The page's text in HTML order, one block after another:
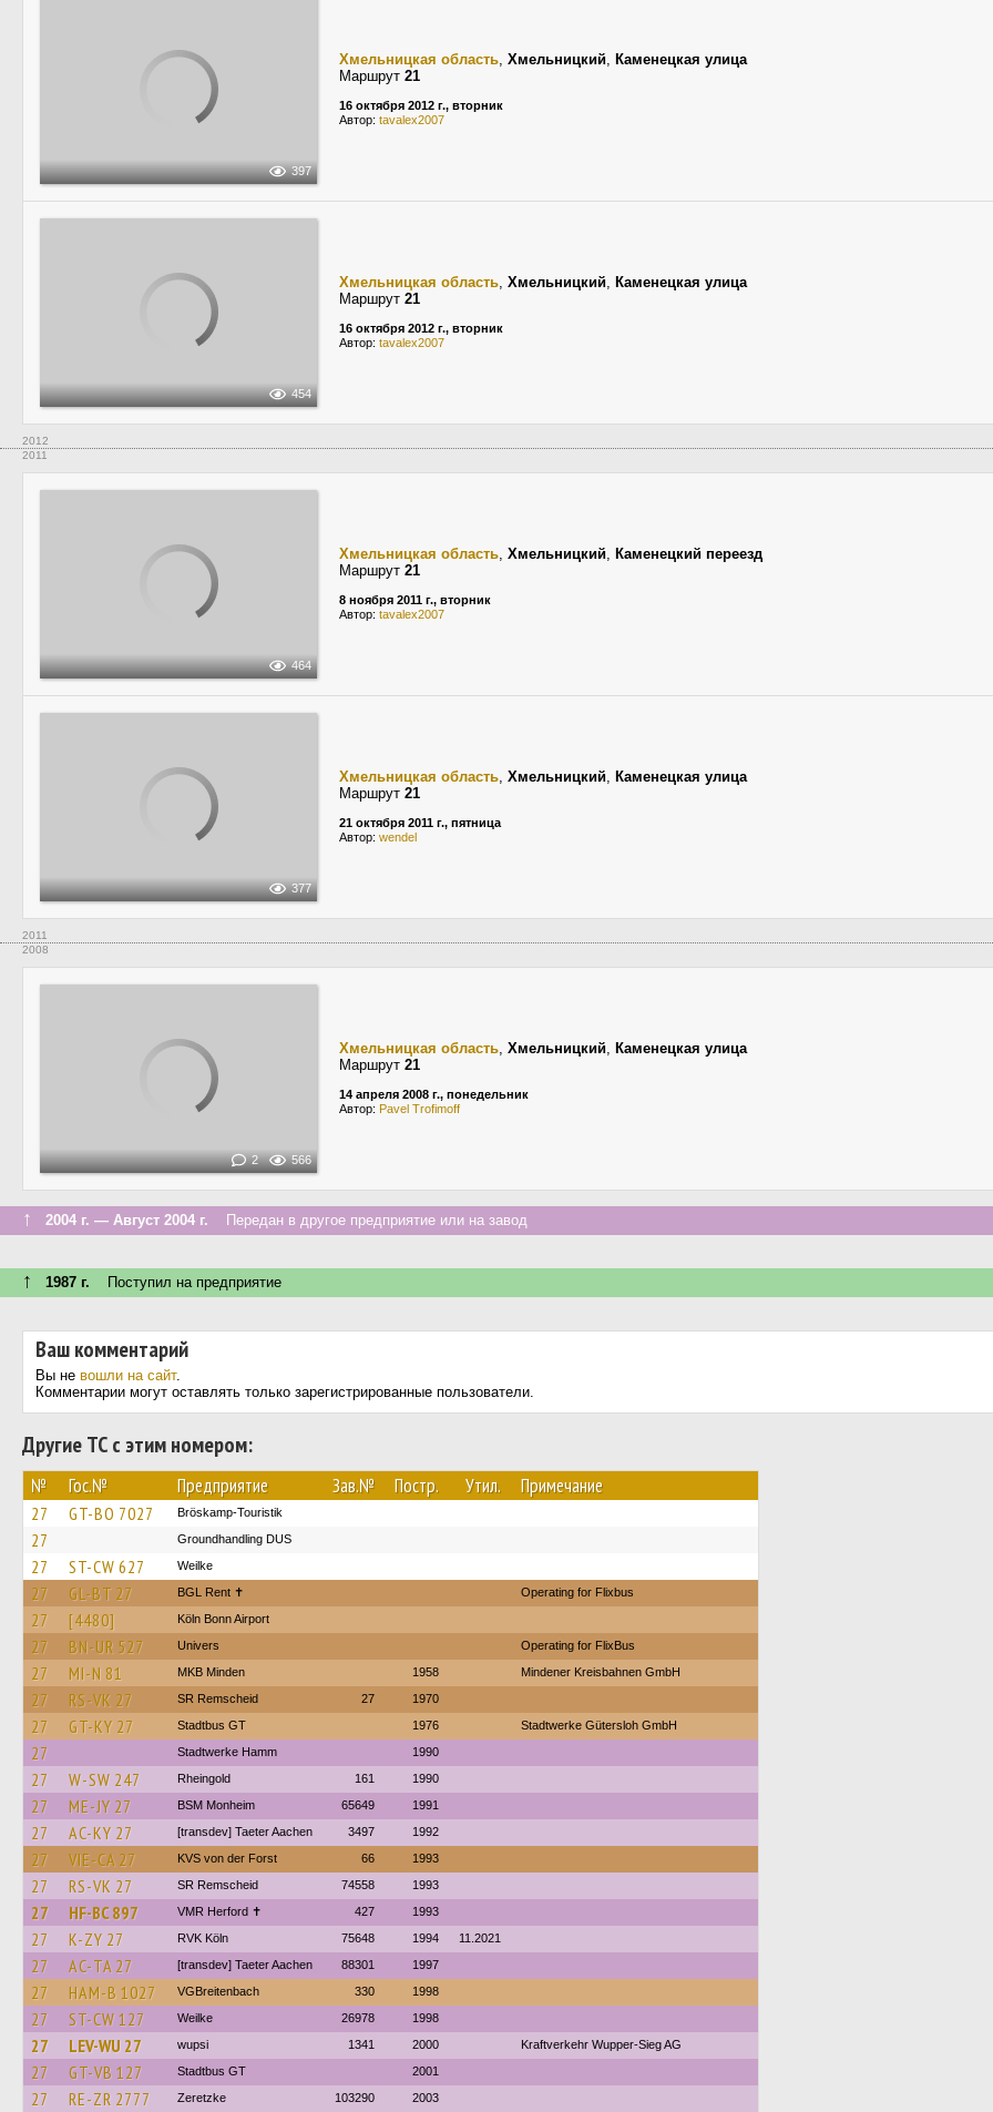
397
Хмельницкая область, Хмельницкий, Каменецкая улица
Маршрут 21
16 октября 2012 г., вторник
Автор: tavalex2007
454
Хмельницкая область, Хмельницкий, Каменецкая улица
Маршрут 21
16 октября 2012 г., вторник
Автор: tavalex2007
2012
2011
464
Хмельницкая область, Хмельницкий, Каменецкий переезд
Маршрут 21
8 ноября 2011 г., вторник
Автор: tavalex2007
377
Хмельницкая область, Хмельницкий, Каменецкая улица
Маршрут 21
21 октября 2011 г., пятница
Автор: wendel
2011
2008
2 566
Хмельницкая область, Хмельницкий, Каменецкая улица
Маршрут 21
14 апреля 2008 г., понедельник
Автор: Pavel Trofimoff
↑ 2004 г. — Август 2004 г. Передан в другое предприятие или на завод
↑ 1987 г. Поступил на предприятие
Ваш комментарий
Вы не вошли на сайт.
Комментарии могут оставлять только зарегистрированные пользователи.
Другие ТС с этим номером:
№ Гос.№ Предприятие Зав.№ Постр. Утил. Примечание
27 GT-BO 7027 Bröskamp-Touristik
27 Groundhandling DUS
27 ST-CW 627 Weilke
27 GL-BT 27 BGL Rent ✝︎ Operating for Flixbus
27 [4480] Köln Bonn Airport
27 BN-UR 527 Univers Operating for FlixBus
27 MI-N 81 MKB Minden 1958 Mindener Kreisbahnen GmbH
27 RS-VK 27 SR Remscheid 27 1970
27 GT-KY 27 Stadtbus GT 1976 Stadtwerke Gütersloh GmbH
27 Stadtwerke Hamm 1990
27 W-SW 247 Rheingold 161 1990
27 ME-JY 27 BSM Monheim 65649 1991
27 AC-KY 27 [transdev] Taeter Aachen 3497 1992
27 VIE-CA 27 KVS von der Forst 66 1993
27 RS-VK 27 SR Remscheid 74558 1993
27 HF-BC 897 VMR Herford ✝ 427 1993
27 K-ZY 27 RVK Köln 75648 1994 11.2021
27 AC-TA 27 [transdev] Taeter Aachen 88301 1997
27 HAM-B 1027 VGBreitenbach 330 1998
27 ST-CW 127 Weilke 26978 1998
27 LEV-WU 27 wupsi 1341 2000 Kraftverkehr Wupper-Sieg AG
27 GT-VB 127 Stadtbus GT 2001
27 RE-ZR 2777 Zeretzke 103290 2003